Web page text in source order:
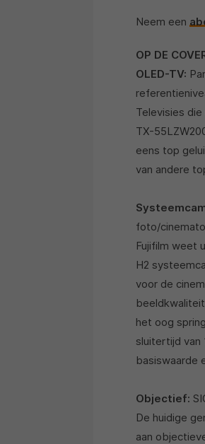
Neem een
OP DE
OLED-TV:
Televisies
TX-
eens top
van andere
foto/
Fujifilm weet
H2
voor de
het oog
sluitertijd van
basiswaarde
Objectief:
De huidige
aan